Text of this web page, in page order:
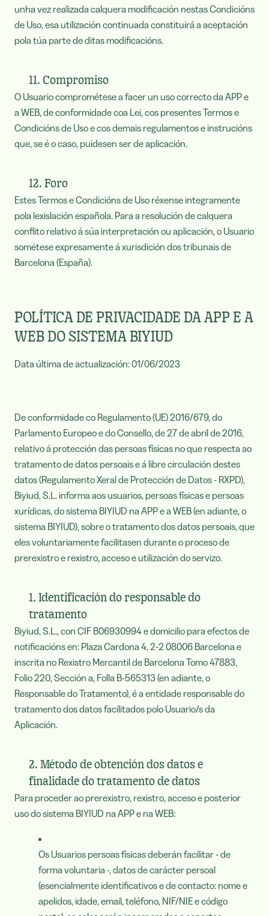
unha vez realizada calquera modificación nestas Condicións
de Uso, esa utilización continuada constituirá a aceptación
pola túa parte de ditas modificacións.
11. Compromiso
O Usuario comprométese a facer un uso correcto da APP e
a WEB, de conformidade coa Lei, cos presentes Termos e
Condicións de Uso e cos demais regulamentos e instrucións
que, se é o caso, puidesen ser de aplicación.
12. Foro
Estes Termos e Condicións de Uso réxense integramente
pola lexislación española. Para a resolución de calquera
conflito relativo á súa interpretación ou aplicación, o Usuario
sométese expresamente á xurisdición dos tribunais de
Barcelona (España).
POLÍTICA DE PRIVACIDADE DA APP E A
WEB DO SISTEMA BIYIUD
Data última de actualización: 01/06/2023
De conformidade co Regulamento (UE) 2016/679, do
Parlamento Europeo e do Consello, de 27 de abril de 2016,
relativo á protección das persoas físicas no que respecta ao
tratamento de datos persoais e á libre circulación destes
datos (Regulamento Xeral de Protección de Datos - RXPD),
Biyiud, S.L. informa aos usuarios, persoas físicas e persoas
xurídicas, do sistema BIYIUD na APP e a WEB (en adiante, o
sistema BIYIUD), sobre o tratamento dos datos persoais, que
eles voluntariamente facilitasen durante o proceso de
prerexistro e rexistro, acceso e utilización do servizo.
1. Identificación do responsable do
tratamento
Biyiud, S.L., con CIF B06930994 e domicilio para efectos de
notificacións en: Plaza Cardona 4, 2-2 08006 Barcelona e
inscrita no Rexistro Mercantil de Barcelona Tomo 47883,
Folio 220, Sección a, Folla B-565313 (en adiante, o
Responsable do Tratamento), é a entidade responsable do
tratamento dos datos facilitados polo Usuario/s da
Aplicación.
2. Método de obtención dos datos e
finalidade do tratamento de datos
Para proceder ao prerexistro, rexistro, acceso e posterior
uso do sistema BIYIUD na APP e na WEB:
Os Usuarios persoas físicas deberán facilitar - de
forma voluntaria -, datos de carácter persoal
(esencialmente identificativos e de contacto: nome e
apelidos, idade, email, teléfono, NIF/NIE e código